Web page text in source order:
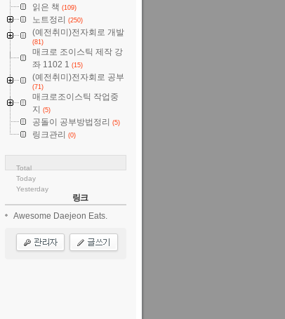
읽은 책 (109)
노트정리 (250)
(예전취미)전자회로 개발
(81)
매크로 조이스틱 제작 강
좌 1102 1 (15)
(예전취미)전자회로 공부
(71)
매크로조이스틱 작업중
지
(5)
공돌이 공부방법정리 (5)
링크관리 (0)
Total
Today
Yesterday
링크
Awesome Daejeon Eats.